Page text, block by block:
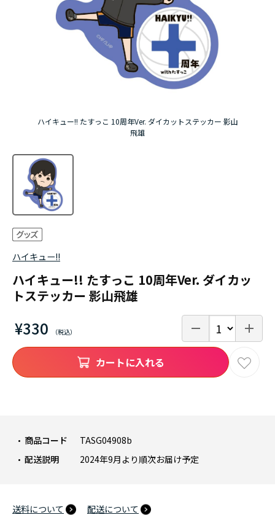
アニメ『僕のヒーローアカデミア』10周年
ハイキュー!!ジャージ＆ユニフォーム
『ふつつかな悪女ではございますが ～雛宮蝶鼠と
ハイキュー!! たすっこ 10周年Ver. ダイカットステッカー 影山
飛雄
ハイキュー!!
ハイキュー!! たすっこ 10周年Ver. ダイカッ
トステッカー 影山飛雄
¥330
商品コード
TASG04908b
配送説明
2024年9月より順次お届け予定
送料について 配送について
カートに入れる